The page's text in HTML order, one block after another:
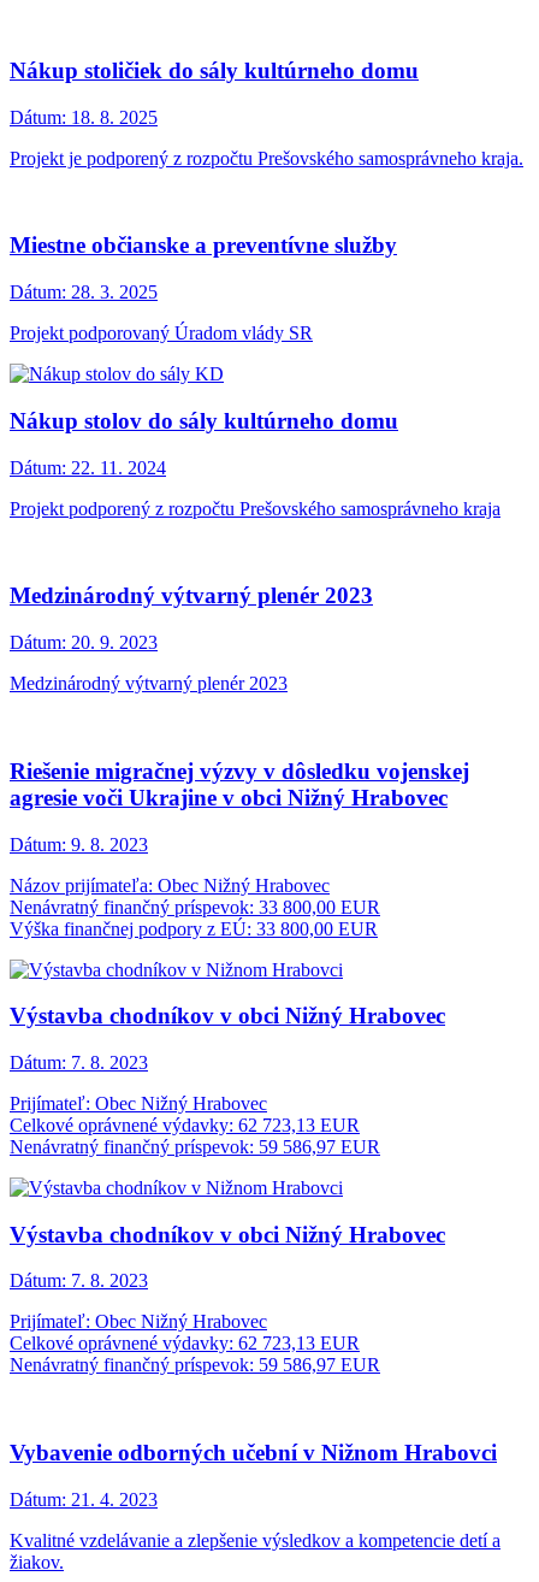
Nákup stoličiek do sály kultúrneho domu
Dátum: 18. 8. 2025
Projekt je podporený z rozpočtu Prešovského samosprávneho kraja.
Miestne občianske a preventívne služby
Dátum: 28. 3. 2025
Projekt podporovaný Úradom vlády SR
Nákup stolov do sály kultúrneho domu
Dátum: 22. 11. 2024
Projekt podporený z rozpočtu Prešovského samosprávneho kraja
Medzinárodný výtvarný plenér 2023
Dátum: 20. 9. 2023
Medzinárodný výtvarný plenér 2023
Riešenie migračnej výzvy v dôsledku vojenskej
agresie voči Ukrajine v obci Nižný Hrabovec
Dátum: 9. 8. 2023
Názov prijímateľa: Obec Nižný Hrabovec
Nenávratný finančný príspevok: 33 800,00 EUR
Výška finančnej podpory z EÚ: 33 800,00 EUR
Výstavba chodníkov v obci Nižný Hrabovec
Dátum: 7. 8. 2023
Prijímateľ: Obec Nižný Hrabovec
Celkové oprávnené výdavky: 62 723,13 EUR
Nenávratný finančný príspevok: 59 586,97 EUR
Výstavba chodníkov v obci Nižný Hrabovec
Dátum: 7. 8. 2023
Prijímateľ: Obec Nižný Hrabovec
Celkové oprávnené výdavky: 62 723,13 EUR
Nenávratný finančný príspevok: 59 586,97 EUR
Vybavenie odborných učební v Nižnom Hrabovci
Dátum: 21. 4. 2023
Kvalitné vzdelávanie a zlepšenie výsledkov a kompetencie detí a
žiakov.